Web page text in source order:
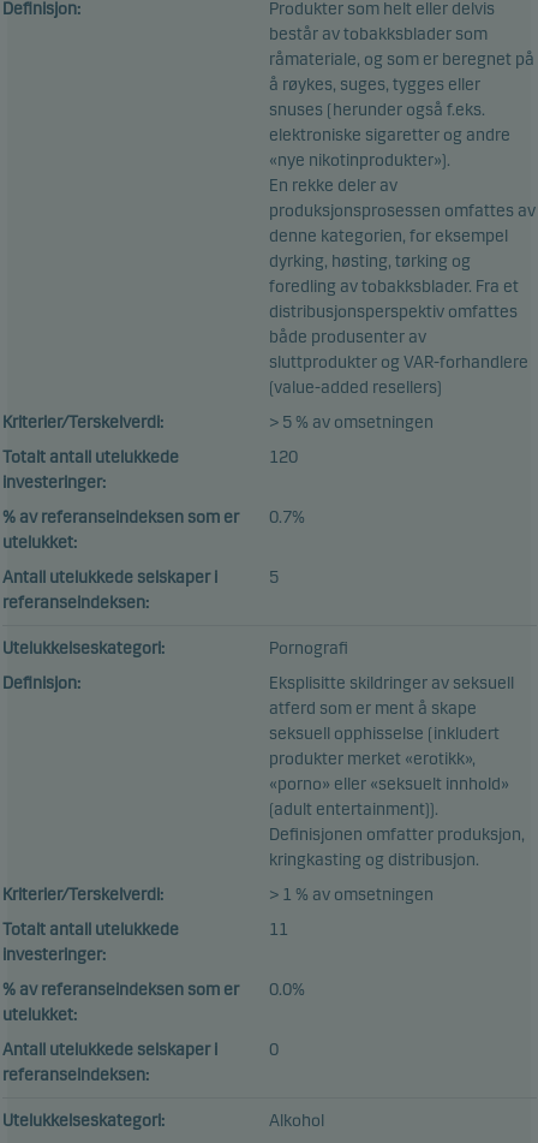
Definisjon:
Produkter som helt eller delvis
består av tobakksblader som
råmateriale, og som er beregnet på
å røykes, suges, tygges eller
snuses (herunder også f.eks.
elektroniske sigaretter og andre
«nye nikotinprodukter»).
En rekke deler av
produksjonsprosessen omfattes av
denne kategorien, for eksempel
dyrking, høsting, tørking og
foredling av tobakksblader. Fra et
distribusjonsperspektiv omfattes
både produsenter av
sluttprodukter og VAR-forhandlere
(value-added resellers)
Kriterier/Terskelverdi:
> 5 % av omsetningen
Totalt antall utelukkede
investeringer:
120
% av referanseindeksen som er
utelukket:
0.7%
Antall utelukkede selskaper i
referanseindeksen:
5
Utelukkelseskategori:
Pornografi
Definisjon:
Eksplisitte skildringer av seksuell
atferd som er ment å skape
seksuell opphisselse (inkludert
produkter merket «erotikk»,
«porno» eller «seksuelt innhold»
(adult entertainment)).
Definisjonen omfatter produksjon,
kringkasting og distribusjon.
Kriterier/Terskelverdi:
> 1 % av omsetningen
Totalt antall utelukkede
investeringer:
11
% av referanseindeksen som er
utelukket:
0.0%
Antall utelukkede selskaper i
referanseindeksen:
0
Utelukkelseskategori: Alkohol